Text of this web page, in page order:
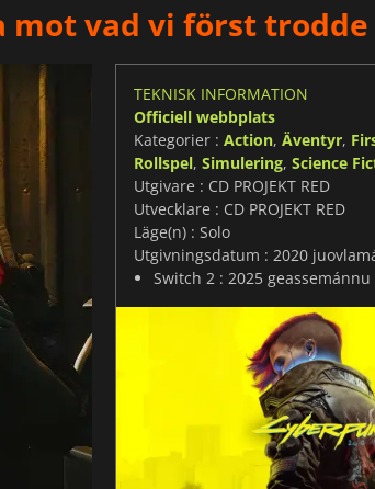
mot vad vi först trodde
TEKNISK INFORMATION
Officiell webbplats
Kategorier : Action, Äventyr,
Rollspel, Simulering, Science
Utgivare : CD PROJEKT RED
Utvecklare : CD PROJEKT RED
Läge(n) : Solo
Utgivningsdatum : 2020
Switch 2 : 2025 geassemánnu